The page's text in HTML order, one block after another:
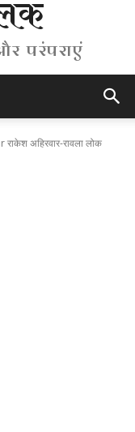
परंपराएं
अहिरवार-रावला लोक